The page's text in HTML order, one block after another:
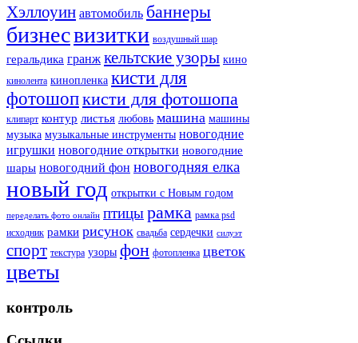
Хэллоуин автомобиль баннеры
бизнесвизитки воздушный шар
геральдика гранж кельтские узоры кино
кинолента кинопленка кисти для
фотошопкисти для фотошопа
клипарт контур листья любовь машина машины
музыка музыкальные инструменты новогодние
игрушки новогодние открытки новогодние
шары новогодний фон новогодняя елка
новый год открытки с Новым годом
переделать фото онлайн птицырамка рамка psd
исходник рамки рисунок свадьба сердечки силуэт
спорт текстура узоры фон фотопленка цветок
цветы
контроль